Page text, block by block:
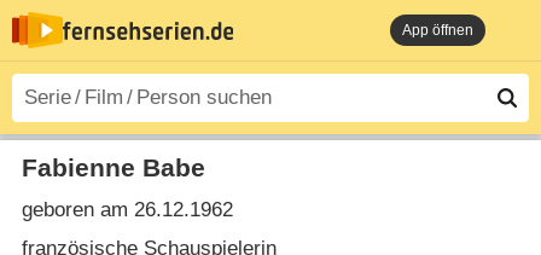
App öffnen
Fabienne Babe
geboren am 26.12.1962
französische Schauspielerin